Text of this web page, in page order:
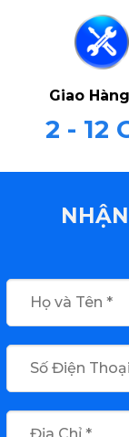
Giao
2 - 12